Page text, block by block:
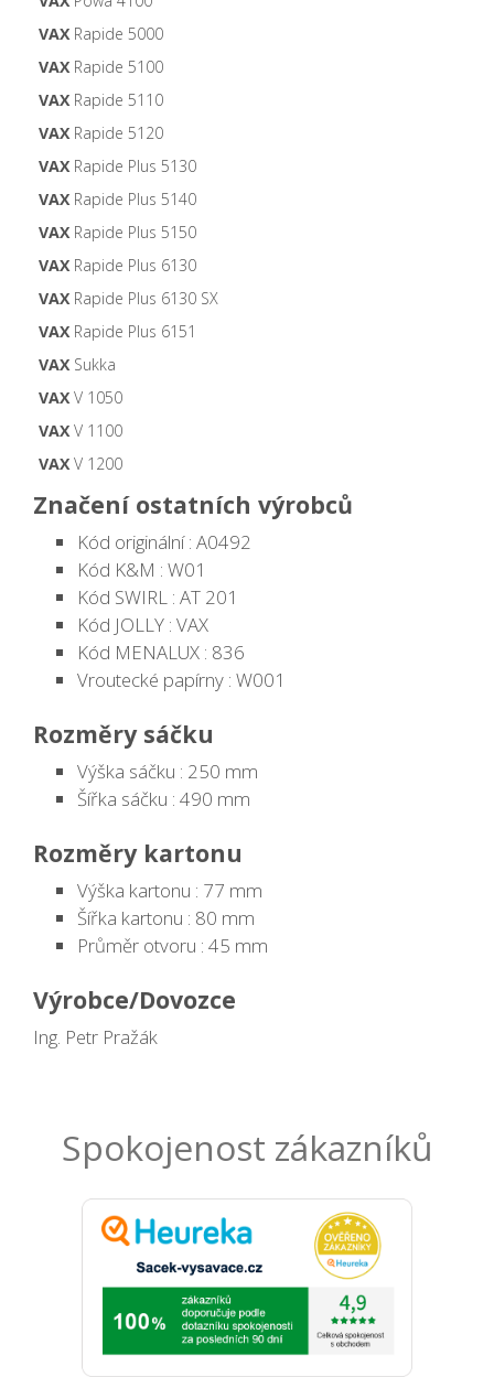
VAXRapide 5000
VAXRapide 5100
VAXRapide 5110
VAXRapide 5120
VAXRapide Plus 5130
VAXRapide Plus 5140
VAXRapide Plus 5150
VAXRapide Plus 6130
VAXRapide Plus 6130 SX
VAXRapide Plus 6151
VAXSukka
VAXV 1050
VAXV 1100
VAXV 1200
Značení ostatních výrobců
Kód originální : A0492
Kód K&M : W01
Kód SWIRL : AT 201
Kód JOLLY : VAX
Kód MENALUX : 836
Vroutecké papírny : W001
Rozměry sáčku
Výška sáčku : 250 mm
Šířka sáčku : 490 mm
Rozměry kartonu
Výška kartonu : 77 mm
Šířka kartonu : 80 mm
Průměr otvoru : 45 mm
Výrobce/Dovozce
Ing. Petr Pražák
Spokojenost zákazníků